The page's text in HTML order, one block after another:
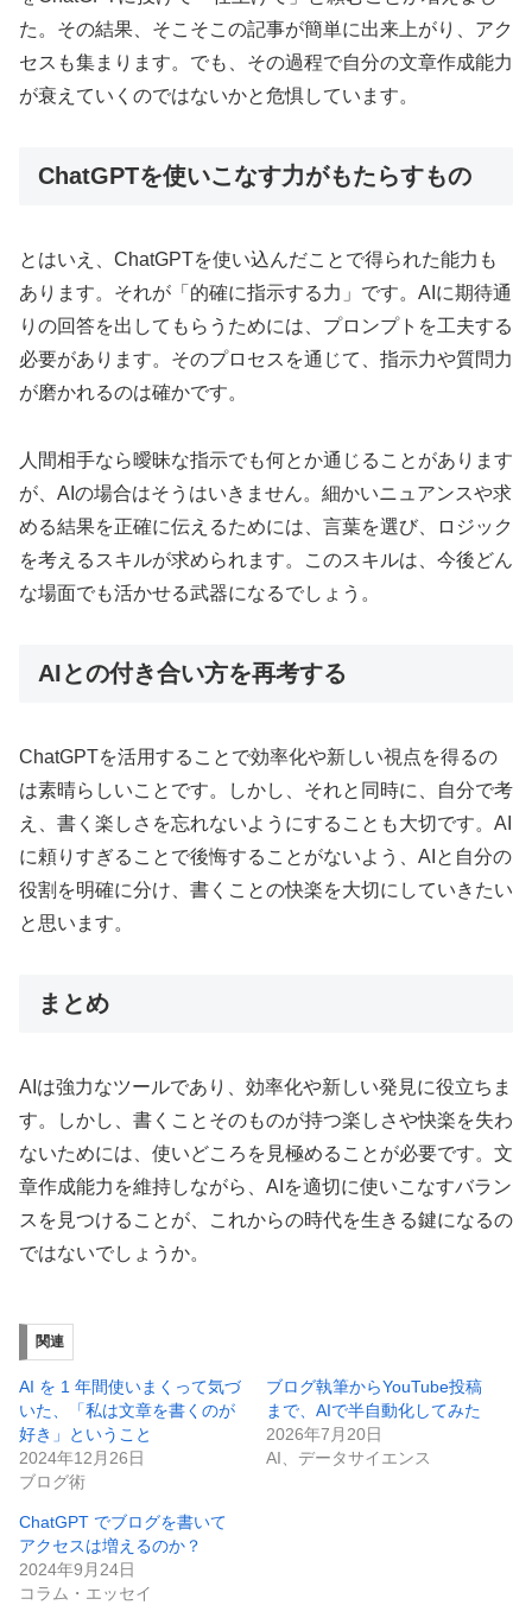
た。その結果、そこそこの記事が簡単に出来上がり、アク
セスも集まります。でも、その過程で自分の文章作成能力
が衰えていくのではないかと危惧しています。
ChatGPTを使いこなす力がもたらすもの
とはいえ、ChatGPTを使い込んだことで得られた能力も
あります。それが「的確に指示する力」です。AIに期待通
りの回答を出してもらうためには、プロンプトを工夫する
必要があります。そのプロセスを通じて、指示力や質問力
が磨かれるのは確かです。
人間相手なら曖昧な指示でも何とか通じることがあります
が、AIの場合はそうはいきません。細かいニュアンスや求
める結果を正確に伝えるためには、言葉を選び、ロジック
を考えるスキルが求められます。このスキルは、今後どん
な場面でも活かせる武器になるでしょう。
AIとの付き合い方を再考する
ChatGPTを活用することで効率化や新しい視点を得るの
は素晴らしいことです。しかし、それと同時に、自分で考
え、書く楽しさを忘れないようにすることも大切です。AI
に頼りすぎることで後悔することがないよう、AIと自分の
役割を明確に分け、書くことの快楽を大切にしていきたい
と思います。
まとめ
AIは強力なツールであり、効率化や新しい発見に役立ちま
す。しかし、書くことそのものが持つ楽しさや快楽を失わ
ないためには、使いどころを見極めることが必要です。文
章作成能力を維持しながら、AIを適切に使いこなすバラン
スを見つけることが、これからの時代を生きる鍵になるの
ではないでしょうか。
関連
AI を 1 年間使いまくって気づ
いた、「私は文章を書くのが
好き」ということ
2024年12月26日
ブログ術
ブログ執筆からYouTube投稿
まで、AIで半自動化してみた
2026年7月20日
AI、データサイエンス
ChatGPT でブログを書いて
アクセスは増えるのか？
2024年9月24日
コラム・エッセイ